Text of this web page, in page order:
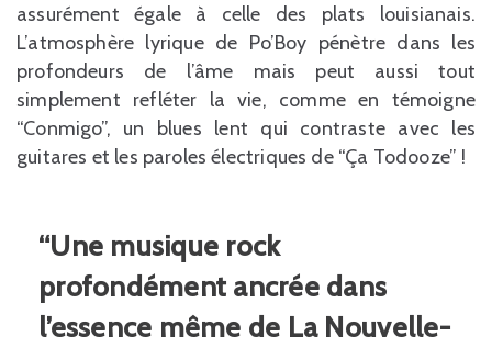
assurément égale à celle des plats louisianais.
L’atmosphère lyrique de Po’Boy pénètre dans les
profondeurs de l’âme mais peut aussi tout
simplement refléter la vie, comme en témoigne
“Conmigo”, un blues lent qui contraste avec les
guitares et les paroles électriques de “Ça Todooze” !
“Une musique rock
profondément ancrée dans
l’essence même de La Nouvelle-